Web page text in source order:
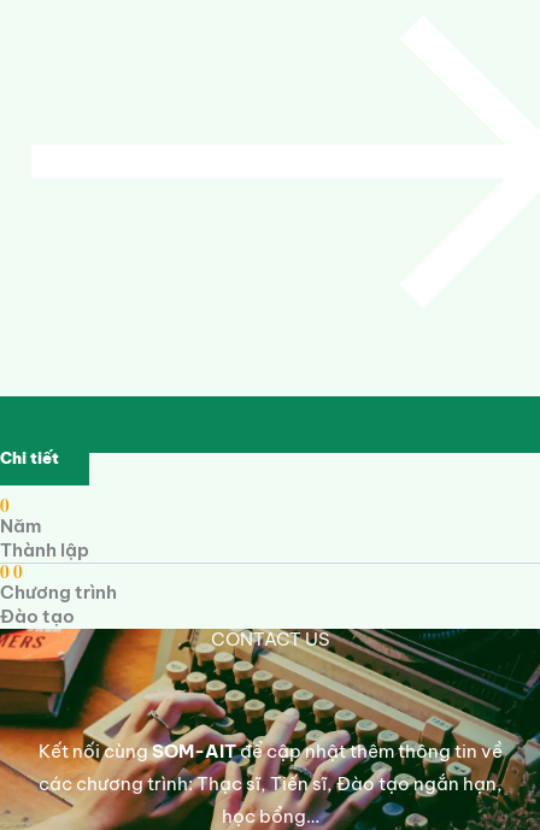
Chi tiết
0
Năm
Thành lập
00
Chương trình
Đào tạo
CONTACT US
Kết nối cùngSOM-AITđể cập nhật thêm thông tin về
các chương trình: Thạc sĩ, Tiến sĩ, Đào tạo ngắn hạn,
học bổng…